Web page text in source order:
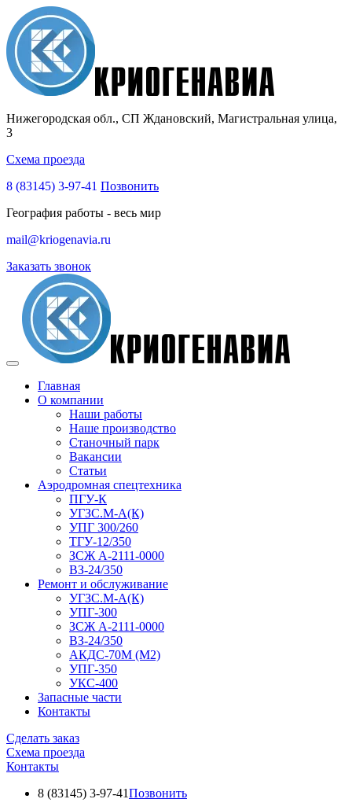
Нижегородская обл., СП Ждановский, Магистральная улица,
3
Схема проезда
8 (83145) 3-97-41 Позвонить
География работы - весь мир
mail@kriogenavia.ru
Заказать звонок
Главная
О компании
Наши работы
Наше производство
Станочный парк
Вакансии
Статьи
Аэродромная спецтехника
ПГУ-К
УГЗС.М-А(К)
УПГ 300/260
ТГУ-12/350
ЗСЖ А-2111-0000
ВЗ-24/350
Ремонт и обслуживание
УГЗС.М-А(К)
УПГ-300
ЗСЖ А-2111-0000
ВЗ-24/350
АКДС-70М (М2)
УПГ-350
УКС-400
Запасные части
Контакты
Сделать заказ
Схема проезда
Контакты
8 (83145) 3-97-41Позвонить